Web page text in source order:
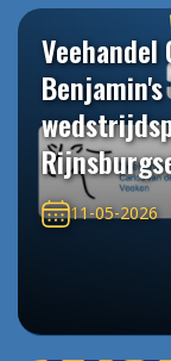
Veehandel
11-05-2026